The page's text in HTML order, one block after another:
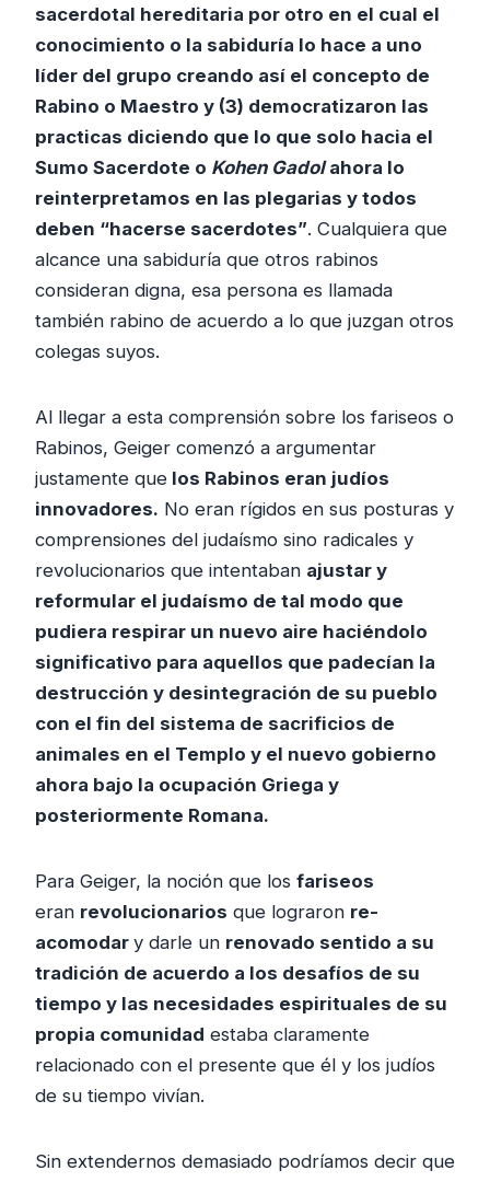
sacerdotal hereditaria por otro en el cual el
conocimiento o la sabiduría lo hace a uno
líder del grupo creando así el concepto de
Rabino o Maestro y (3) democratizaron las
practicas diciendo que lo que solo hacia el
Sumo Sacerdote o Kohen Gadolahora lo
reinterpretamos en las plegarias y todos
deben “hacerse sacerdotes”. Cualquiera que
alcance una sabiduría que otros rabinos
consideran digna, esa persona es llamada
también rabino de acuerdo a lo que juzgan otros
colegas suyos.
Al llegar a esta comprensión sobre los fariseos o
Rabinos, Geiger comenzó a argumentar
justamente que los Rabinos eran judíos
innovadores. No eran rígidos en sus posturas y
comprensiones del judaísmo sino radicales y
revolucionarios que intentaban ajustar y
reformular el judaísmo de tal modo que
pudiera respirar un nuevo aire haciéndolo
significativo para aquellos que padecían la
destrucción y desintegración de su pueblo
con el fin del sistema de sacrificios de
animales en el Templo y el nuevo gobierno
ahora bajo la ocupación Griega y
posteriormente Romana.
Para Geiger, la noción que los fariseos
eran revolucionarios que lograron re-
acomodar y darle un renovado sentido a su
tradición de acuerdo a los desafíos de su
tiempo y las necesidades espirituales de su
propia comunidad estaba claramente
relacionado con el presente que él y los judíos
de su tiempo vivían.
Sin extendernos demasiado podríamos decir que